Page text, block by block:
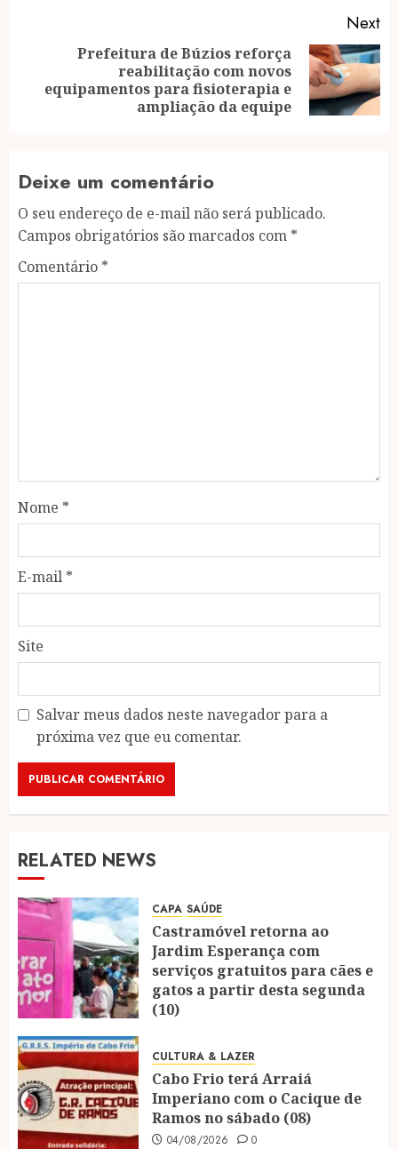
Next
post:
Prefeitura de Búzios reforça
reabilitação com novos
equipamentos para fisioterapia e
ampliação da equipe
Deixe um comentário
O seu endereço de e-mail não será publicado.
Campos obrigatórios são marcados com *
Comentário *
Nome *
E-mail *
Site
Salvar meus dados neste navegador para a
próxima vez que eu comentar.
RELATED NEWS
CAPA SAÚDE
Castramóvel retorna ao
Jardim Esperança com
serviços gratuitos para cães e
gatos a partir desta segunda
(10)
CULTURA & LAZER
Cabo Frio terá Arraiá
Imperiano com o Cacique de
Ramos no sábado (08)
04/08/2026 0